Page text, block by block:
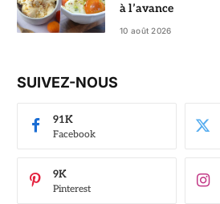
à l’avance
10 août 2026
SUIVEZ-NOUS
Facebook
91K
Pinterest
9K